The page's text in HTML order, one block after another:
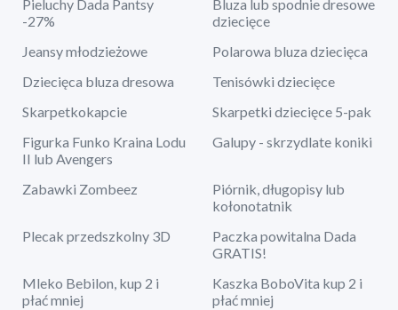
Pieluchy Dada Pantsy
-27%
Bluza lub spodnie dresowe
dziecięce
Jeansy młodzieżowe
Polarowa bluza dziecięca
Dziecięca bluza dresowa
Tenisówki dziecięce
Skarpetkokapcie
Skarpetki dziecięce 5-pak
Figurka Funko Kraina Lodu
II lub Avengers
Galupy - skrzydlate koniki
Zabawki Zombeez
Piórnik, długopisy lub
kołonotatnik
Plecak przedszkolny 3D
Paczka powitalna Dada
GRATIS!
Mleko Bebilon, kup 2 i
płać mniej
Kaszka BoboVita kup 2 i
płać mniej